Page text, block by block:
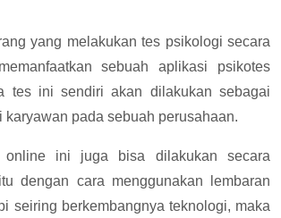
yang melakukan tes psikologi secara
sebuah aplikasi psikotes
tes ini sendiri akan dilakukan sebagai
karyawan pada sebuah perusahaan.
online ini juga bisa dilakukan secara
dengan cara menggunakan lembaran
seiring berkembangnya teknologi, maka